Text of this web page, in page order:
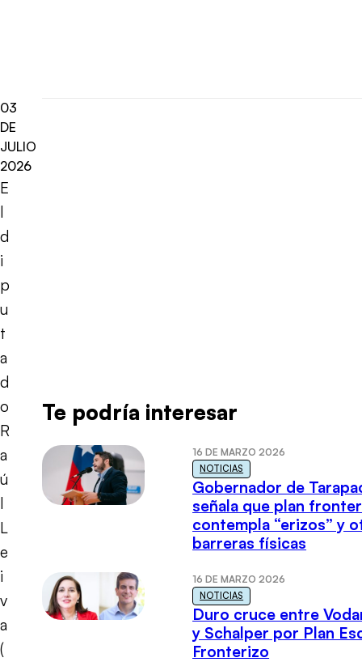
03
DE
JULIO
2026
E
l
d
i
p
u
t
a
d
o
R
a
ú
l
L
e
i
v
a
(
Te podría interesar
16 DE MARZO 2026
NOTICIAS
Gobernador de
señala que plan
contempla “erizos” y
barreras físicas
16 DE MARZO 2026
NOTICIAS
Duro cruce entre
y Schalper por Plan
Fronterizo